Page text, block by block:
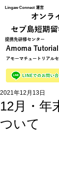
Amoma
アモーマチュートリアル
オンラ
セブ島短期
​提携先研修センター
Lingaw Connect 運営
12月・年
ついて
2021年12月13日